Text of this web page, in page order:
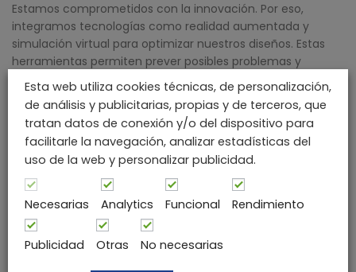
Estamos comprometidos con la innovación. Por eso,
integramos tecnologías como realidad aumentada y
simulación virtual para optimizar nuestros diseños. Estas
herramientas permiten prever posibles problemas y
mejorar la eficiencia desde las etapas iniciales. Además,
ofrecemos a nuestros clientes una experiencia inmersiva,
permitiéndoles interactuar con sus diseños en un entorno
virtual antes de proceder a la fabricación.
El diseño no es solo el primer paso; es la base de un
proceso que garantiza calidad y éxito en cada proyecto.
Desde la conceptualización hasta la producción en masa,
nuestro enfoque innovador nos distingue como líderes en
la industria del plástico.
Esta web utiliza cookies técnicas, de personalización,
de análisis y publicitarias, propias y de terceros, que
tratan datos de conexión y/o del dispositivo para
facilitarle la navegación, analizar estadísticas del
uso de la web y personalizar publicidad.
Necesarias Analytics Funcional Rendimiento
Publicidad Otras No necesarias